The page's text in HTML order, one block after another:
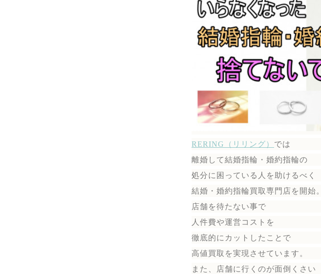
RERING（リリング） では
離婚して結婚指輪・婚約指輪の
処分に困っている人を助けるべく
結婚・婚約指輪買取専門店を開始。
店舗を待たない事で
人件費や運営コストを
徹底的にカットしたことで
高値買取を実現させています。
また、店舗に行くのが面倒くさい